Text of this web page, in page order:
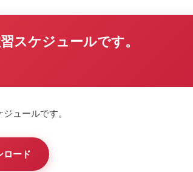
スケジュールです。
ュールです。
ロード